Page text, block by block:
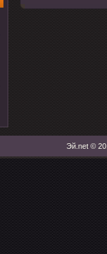
Эй.net ©